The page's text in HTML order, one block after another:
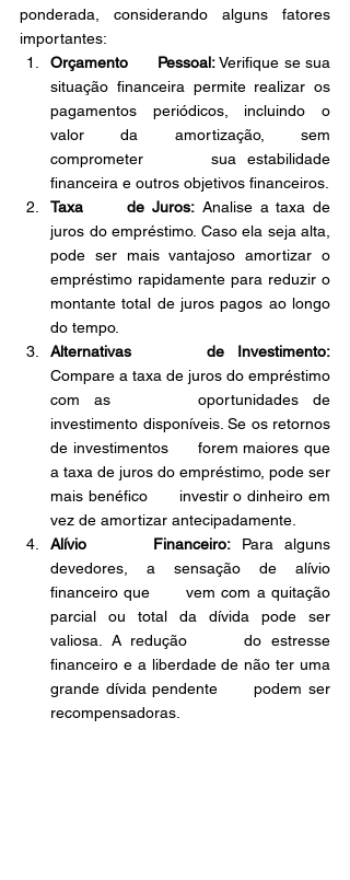
ponderada, considerando alguns fatores
importantes:
Orçamento      Pessoal: Verifique se sua
situação financeira permite realizar os
pagamentos periódicos, incluindo o
valor da amortização, sem
comprometer      sua estabilidade
financeira e outros objetivos financeiros.
Taxa      de Juros: Analise a taxa de
juros do empréstimo. Caso ela seja alta,
pode ser mais vantajoso amortizar o
empréstimo rapidamente para reduzir o
montante total de juros pagos ao longo
do tempo.
Alternativas      de Investimento:
Compare a taxa de juros do empréstimo
com as      oportunidades de
investimento disponíveis. Se os retornos
de investimentos      forem maiores que
a taxa de juros do empréstimo, pode ser
mais benéfico      investir o dinheiro em
vez de amortizar antecipadamente.
Alívio      Financeiro: Para alguns
devedores, a sensação de alívio
financeiro que      vem com a quitação
parcial ou total da dívida pode ser
valiosa. A redução      do estresse
financeiro e a liberdade de não ter uma
grande dívida pendente      podem ser
recompensadoras.